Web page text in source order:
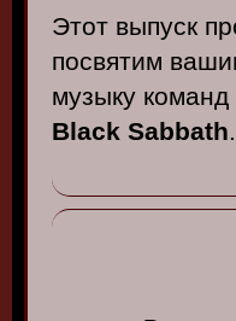
Этот выпуск
посвятим
музыку команд
Black Sabbath.